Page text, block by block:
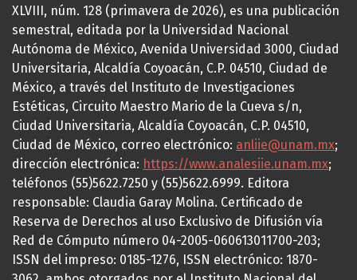
XLVIII, núm. 128 (primavera de 2026), es una publicación
semestral, editada por la Universidad Nacional
Autónoma de México, Avenida Universidad 3000, Ciudad
Universitaria, Alcaldía Coyoacán, C.P. 04510, Ciudad de
México, a través del Instituto de Investigaciones
Estéticas, Circuito Maestro Mario de la Cueva s/n,
Ciudad Universitaria, Alcaldía Coyoacán, C.P. 04510,
Ciudad de México, correo electrónico: anliie@unam.mx;
dirección electrónica: https://www.analesiie.unam.mx;
teléfonos (55)5622.7250 y (55)5622.6999. Editora
responsable: Claudia Garay Molina. Certificado de
Reserva de Derechos al uso Exclusivo de Difusión vía
Red de Cómputo número 04-2005-060613011700-203;
ISSN del impreso: 0185-1276, ISSN electrónico: 1870-